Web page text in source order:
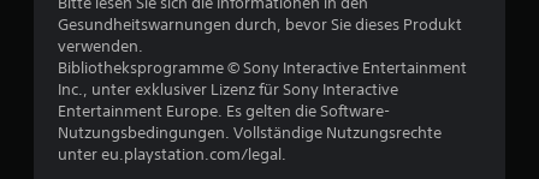
t
e
r
Gesundheitswarnungen durch, bevor Sie dieses Produkt
verwenden.
Bibliotheksprogramme © Sony Interactive Entertainment
Inc., unter exklusiver Lizenz für Sony Interactive
Entertainment Europe. Es gelten die Software-
Nutzungsbedingungen. Vollständige Nutzungsrechte
unter eu.playstation.com/legal.